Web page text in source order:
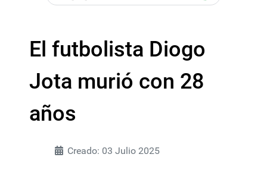
El futbolista Diogo
Jota murió con 28
años
Creado: 03 Julio 2025